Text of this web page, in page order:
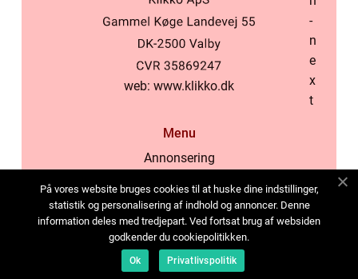
web: www.klikko.dk
Menu
Annonsering
Cookies
Kontakta oss
Sitemap
På vores website bruges cookies til at huske dine indstillinger,
statistik og personalisering af indhold og annoncer. Denne
information deles med tredjepart. Ved fortsat brug af websiden
godkender du cookiepolitikken.
Ok Privatlivspolitik